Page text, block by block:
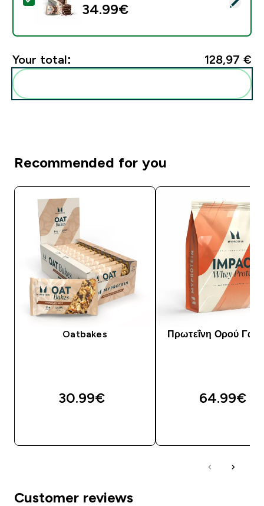
34.99€‎
Your total: 128,97 €‎
Recommended for you
Oatbakes
30.99€‎
Πρωτεΐνη Ορού
64.99€‎
Customer reviews